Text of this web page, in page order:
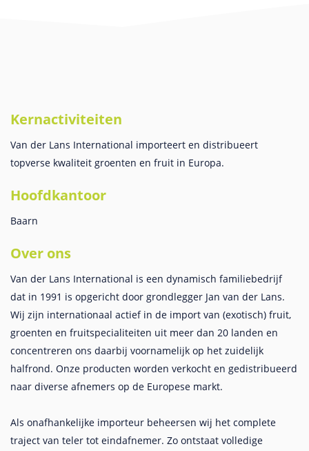
Kernactiviteiten
Van der Lans International importeert en distribueert
topverse kwaliteit groenten en fruit in Europa.
Hoofdkantoor
Baarn
Over ons
Van der Lans International is een dynamisch familiebedrijf
dat in 1991 is opgericht door grondlegger Jan van der Lans.
Wij zijn internationaal actief in de import van (exotisch) fruit,
groenten en fruitspecialiteiten uit meer dan 20 landen en
concentreren ons daarbij voornamelijk op het zuidelijk
halfrond. Onze producten worden verkocht en gedistribueerd
naar diverse afnemers op de Europese markt.
Als onafhankelijke importeur beheersen wij het complete
traject van teler tot eindafnemer. Zo ontstaat volledige